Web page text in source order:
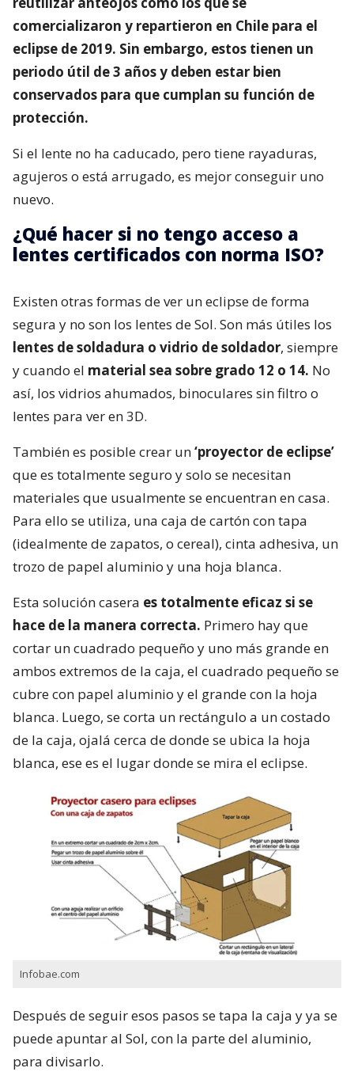
comercializaron y repartieron en Chile para el
eclipse de 2019. Sin embargo, estos tienen un
periodo útil de 3 años y deben estar bien
conservados para que cumplan su función de
protección.
Si el lente no ha caducado, pero tiene rayaduras,
agujeros o está arrugado, es mejor conseguir uno
nuevo.
¿Qué hacer si no tengo acceso a
lentes certificados con norma ISO?
Existen otras formas de ver un eclipse de forma
segura y no son los lentes de Sol. Son más útiles los
lentes de soldadura o vidrio de soldador, siempre
y cuando el material sea sobre grado 12 o 14. No
así, los vidrios ahumados, binoculares sin filtro o
lentes para ver en 3D.
También es posible crear un‘proyector de eclipse’
que es totalmente seguro y solo se necesitan
materiales que usualmente se encuentran en casa.
Para ello se utiliza, una caja de cartón con tapa
(idealmente de zapatos, o cereal), cinta adhesiva, un
trozo de papel aluminio y una hoja blanca.
Esta solución casera es totalmente eficaz si se
hace de la manera correcta. Primero hay que
cortar un cuadrado pequeño y uno más grande en
ambos extremos de la caja, el cuadrado pequeño se
cubre con papel aluminio y el grande con la hoja
blanca. Luego, se corta un rectángulo a un costado
de la caja, ojalá cerca de donde se ubica la hoja
blanca, ese es el lugar donde se mira el eclipse.
Infobae.com
Después de seguir esos pasos se tapa la caja y ya se
puede apuntar al Sol, con la parte del aluminio,
para divisarlo.